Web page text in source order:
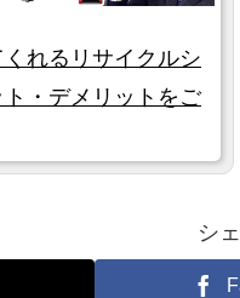
れるリサイクルシ
・デメリットをご
シ